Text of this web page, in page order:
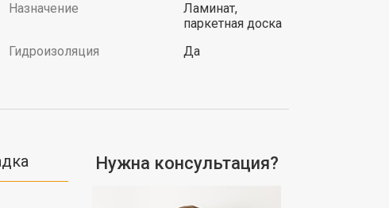
Назначение
Ламинат,
паркетная доска
Гидроизоляция
Да
Нужна консультация?